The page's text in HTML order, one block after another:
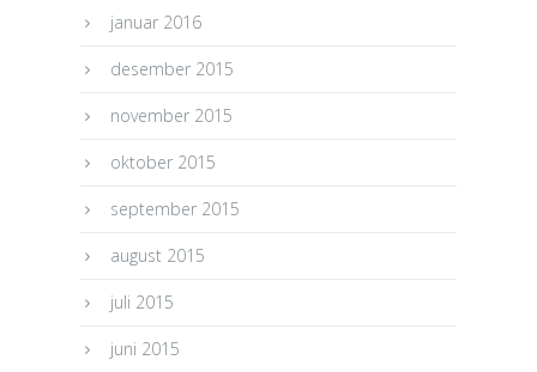
januar 2016
desember 2015
november 2015
oktober 2015
september 2015
august 2015
juli 2015
juni 2015